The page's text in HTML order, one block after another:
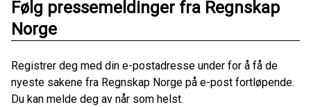
Følg pressemeldinger fra Regnskap
Norge
Registrer deg med din e-postadresse under for å få de
nyeste sakene fra Regnskap Norge på e-post fortløpende.
Du kan melde deg av når som helst.